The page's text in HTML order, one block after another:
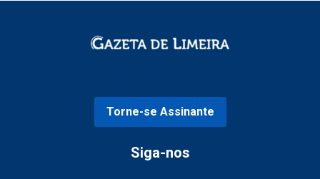
Torne-se Assinante
Siga-nos